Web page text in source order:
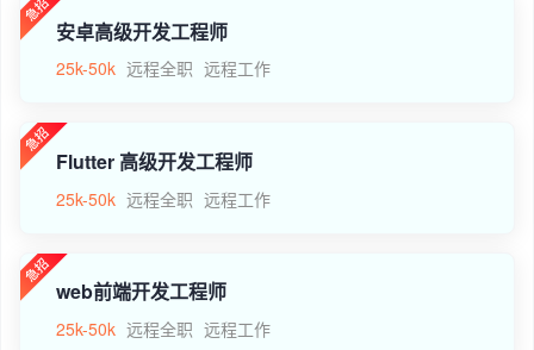
安卓高级开发工程师
25k-50k 远程全职 远程工作
Flutter 高级开发工程师
25k-50k 远程全职 远程工作
web前端开发工程师
25k-50k 远程全职 远程工作